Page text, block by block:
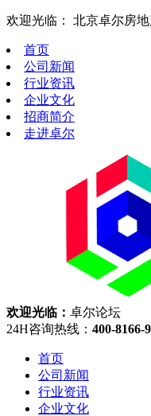
欢迎光临： 北京卓尔房
首页
公司新闻
行业资讯
企业文化
招商简介
走进卓尔
欢迎光临： 卓尔论坛
24H咨询热线： 400-8166-
首页
公司新闻
行业资讯
企业文化